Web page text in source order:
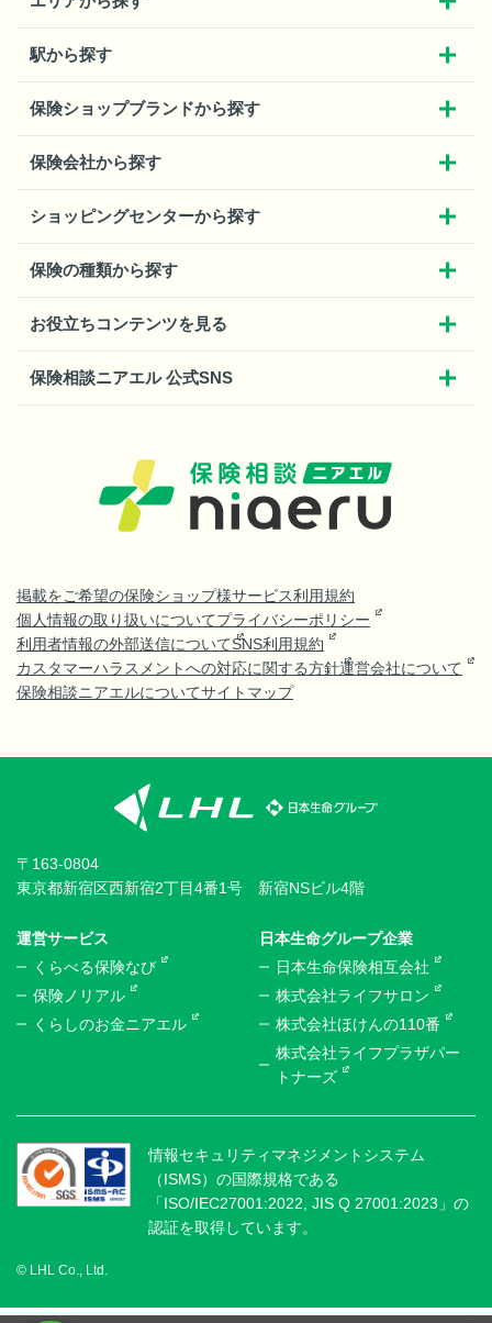
駅から探す
保険ショップブランドから探す
保険会社から探す
ショッピングセンターから探す
保険の種類から探す
お役立ちコンテンツを見る
保険相談ニアエル 公式SNS
掲載をご希望の保険ショップ様サービス利用規約
個人情報の取り扱いについてプライバシーポリシー
利用者情報の外部送信についてSNS利用規約
カスタマーハラスメントへの対応に関する方針運営会社について
保険相談ニアエルについてサイトマップ
〒163-0804
東京都新宿区西新宿2丁目4番1号 新宿NSビル4階
運営サービス
くらべる保険なび
保険ノリアル
くらしのお金ニアエル
日本生命グループ企業
日本生命保険相互会社
株式会社ライフサロン
株式会社ほけんの110番
株式会社ライフプラザパー
トナーズ
情報セキュリティマネジメントシステム
（ISMS）の国際規格である
「ISO/IEC27001:2022, JIS Q 27001:2023」の
認証を取得しています。
© LHL Co., Ltd.